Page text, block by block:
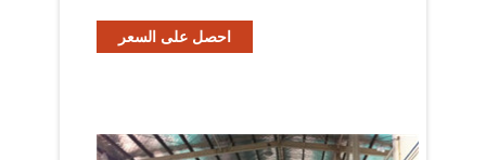
احصل على السعر